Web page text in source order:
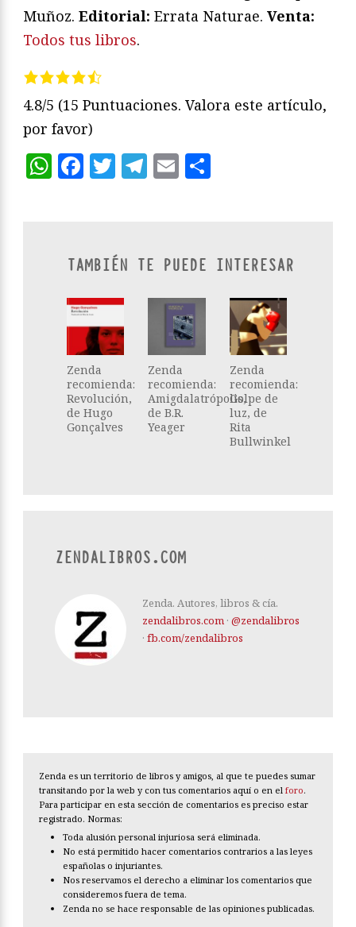
Muñoz. Editorial: Errata Naturae. Venta:
Todos tus libros.
4.8/5 (15 Puntuaciones. Valora este artículo,
por favor)
WhatsApp
Facebook
Twitter
Telegram
Email
TAMBIÉN TE PUEDE INTERESAR
Zenda
recomienda:
Revolución,
de Hugo
Gonçalves
Zenda
recomienda:
Amigdalatrópolis,
de B.R.
Yeager
Zenda
recomienda:
Golpe de
luz, de
Rita
Bullwinkel
ZENDALIBROS.COM
Zenda. Autores, libros & cía.
zendalibros.com · @zendalibros
· fb.com/zendalibros
Zenda es un territorio de libros y amigos, al que te puedes sumar
transitando por la web y con tus comentarios aquí o en el foro.
Para participar en esta sección de comentarios es preciso estar
registrado. Normas:
Toda alusión personal injuriosa será eliminada.
No está permitido hacer comentarios contrarios a las leyes
españolas o injuriantes.
Nos reservamos el derecho a eliminar los comentarios que
consideremos fuera de tema.
Zenda no se hace responsable de las opiniones publicadas.